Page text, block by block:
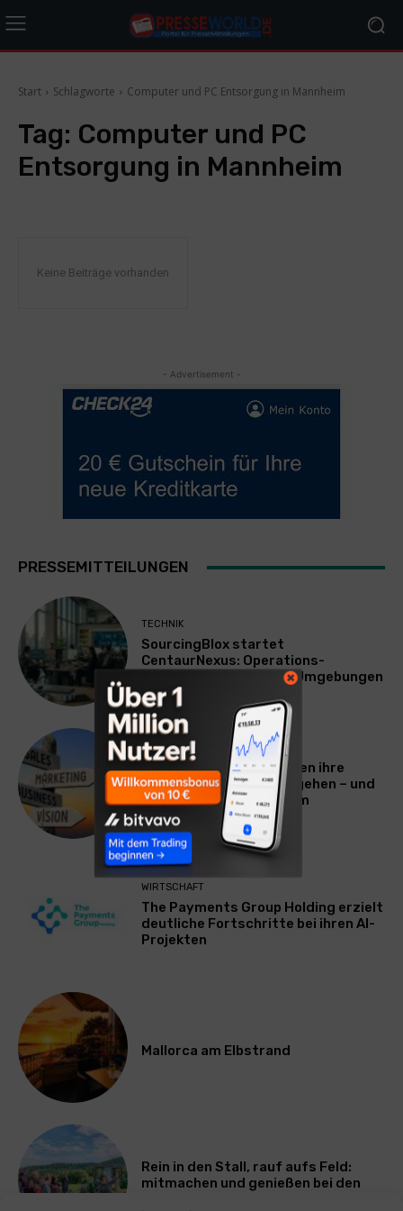
Start Schlagworte Computer und PC Entsorgung in Mannheim
Tag: Computer und PC
Entsorgung in Mannheim
Keine Beiträge vorhanden
- Advertisement -
PRESSEMITTEILUNGEN
TECHNIK
SourcingBlox startet
CentaurNexus: Operations-
Plattform für Zscaler-Umgebungen
WERBUNG & MARKETING
Warum viele Unternehmen ihre
Vermarktung falsch angehen – und
warum das ihr Wachstum
ausbremst
WIRTSCHAFT
The Payments Group Holding erzielt
deutliche Fortschritte bei ihren AI-
Projekten
Mallorca am Elbstrand
Rein in den Stall, rauf aufs Feld:
mitmachen und genießen bei den